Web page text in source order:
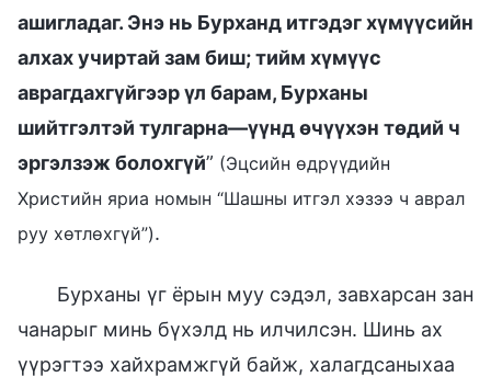
ашигладаг. Энэ нь Бурханд итгэдэг хүмүүсийн
алхах учиртай зам биш; тийм хүмүүс
аврагдахгүйгээр үл барам, Бурханы
шийтгэлтэй тулгарна—үүнд өчүүхэн төдий ч
эргэлзэж болохгүй” (Эцсийн өдрүүдийн
Христийн яриа номын “Шашны итгэл хэзээ ч аврал
руу хөтлөхгүй”).
Бурханы үг ёрын муу сэдэл, завхарсан зан
чанарыг минь бүхэлд нь илчилсэн. Шинь ах
үүрэгтээ хайхрамжгүй байж, халагдсаныхаа